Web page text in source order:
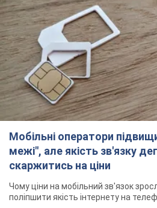
Мобільні оператори
межі", але якість зв'язку
скаржитись на ціни
Чому ціни на мобільний зв'язок
поліпшити якість інтернету на